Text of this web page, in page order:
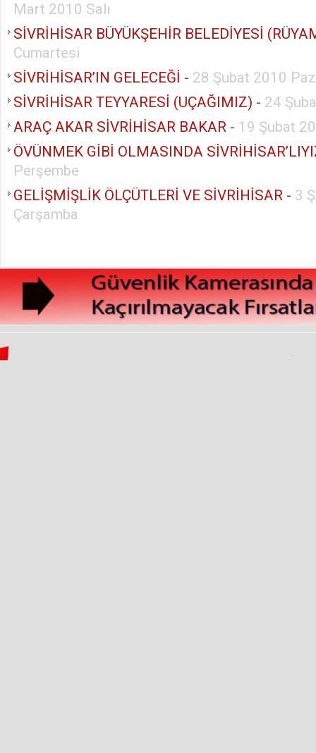
Mart 2010 Salı
SİVRİHİSAR BÜYÜKŞEHİR BELEDİYESİ
Cumartesi
SİVRİHİSAR’IN GELECEĞİ - 28 Şubat 2010
SİVRİHİSAR TEYYARESİ (UÇAĞIMIZ) - 24
ARAÇ AKAR SİVRİHİSAR BAKAR - 19 Şubat
ÖVÜNMEK GİBİ OLMASINDA
Perşembe
GELİŞMİŞLİK ÖLÇÜTLERİ VE SİVRİHİSAR - 3
Çarşamba